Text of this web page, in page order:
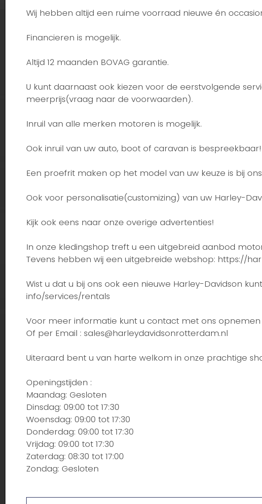
Wij hebben altijd een ruime voorraad nieuwe én
Financieren is mogelijk.
Altijd 12 maanden BOVAG garantie.
U kunt daarnaast ook kiezen voor de eerstvolgende
meerprijs(vraag naar de voorwaarden).
Inruil van alle merken motoren is mogelijk.
Ook inruil van uw auto, boot of caravan is bespreekbaar!
Een proefrit maken op het model van uw keuze is bij
Ook voor personalisatie(customizing) van uw Harley-
Kijk ook eens naar onze overige advertenties!
In onze kledingshop treft u een uitgebreid aanbod
Tevens hebben wij een uitgebreide webshop: https://
Wist u dat u bij ons ook een nieuwe Harley-Davidson
info/services/rentals
Voor meer informatie kunt u contact met ons opnemen
Of per Email : sales@harleydavidsonrotterdam.nl
Uiteraard bent u van harte welkom in onze prachtige
Openingstijden :
Maandag: Gesloten
Dinsdag: 09:00 tot 17:30
Woensdag: 09:00 tot 17:30
Donderdag: 09:00 tot 17:30
Vrijdag: 09:00 tot 17:30
Zaterdag: 08:30 tot 17:00
Zondag: Gesloten